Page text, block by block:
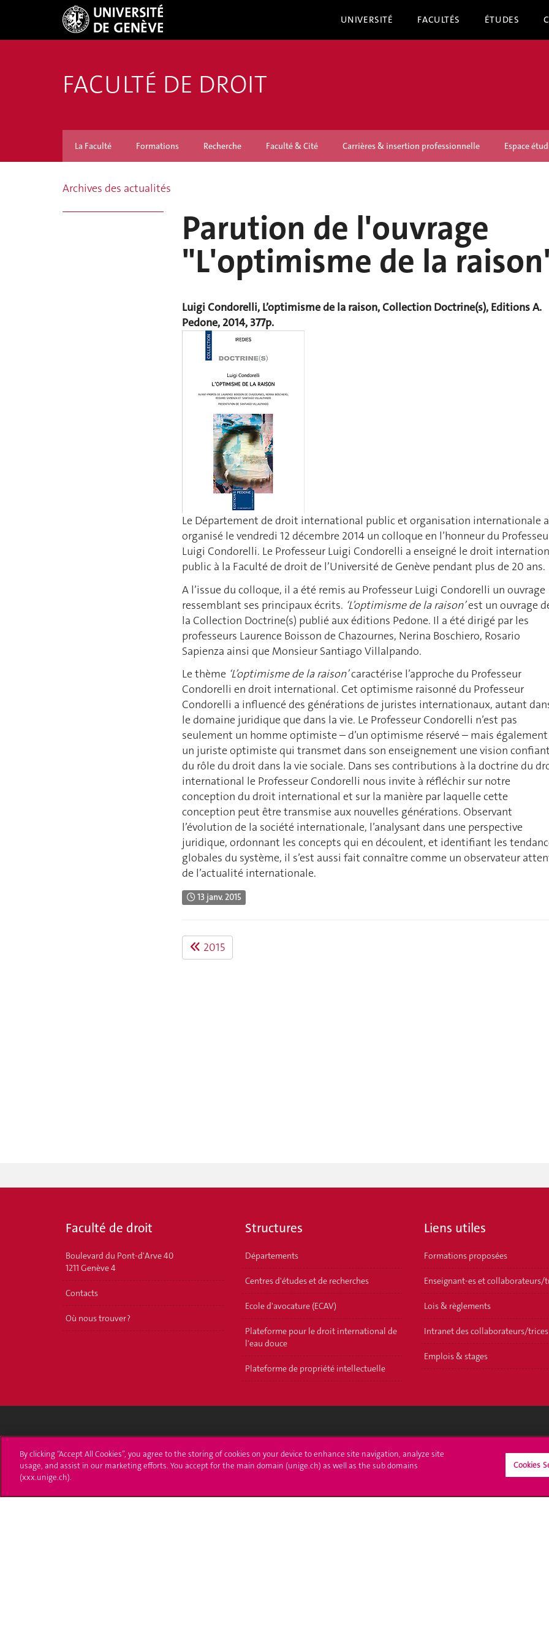
UNIVERSITÉ FACULTÉS ÉTUDES
FACULTÉ DE DROIT
La Faculté Formations Recherche Faculté & Cité Carrières & insertion professionnelle Espace
Archives des actualités
Parution de l'ouvrage
"L'optimisme de la
Luigi Condorelli, L’optimisme de la raison, Collection Doctrine(s), Editions A.
Pedone, 2014, 377p.
Le Département de droit international public et organisation internationale a
organisé le vendredi 12 décembre 2014 un colloque en l’honneur du
Luigi Condorelli. Le Professeur Luigi Condorelli a enseigné le droit
public à la Faculté de droit de l’Université de Genève pendant plus de 20 ans.
A l’issue du colloque, il a été remis au Professeur Luigi Condorelli un ouvrage
ressemblant ses principaux écrits. ‘L’optimisme de la raison’est un ouvrage
la Collection Doctrine(s) publié aux éditions Pedone. Il a été dirigé par les
professeurs Laurence Boisson de Chazournes, Nerina Boschiero, Rosario
Sapienza ainsi que Monsieur Santiago Villalpando.
Le thème ‘L’optimisme de la raison’caractérise l’approche du Professeur
Condorelli en droit international. Cet optimisme raisonné du Professeur
Condorelli a influencé des générations de juristes internationaux, autant
le domaine juridique que dans la vie. Le Professeur Condorelli n’est pas
seulement un homme optimiste – d’un optimisme réservé – mais également
un juriste optimiste qui transmet dans son enseignement une vision
du rôle du droit dans la vie sociale. Dans ses contributions à la doctrine du
international le Professeur Condorelli nous invite à réfléchir sur notre
conception du droit international et sur la manière par laquelle cette
conception peut être transmise aux nouvelles générations. Observant
l’évolution de la société internationale, l’analysant dans une perspective
juridique, ordonnant les concepts qui en découlent, et identifiant les
globales du système, il s’est aussi fait connaître comme un observateur
de l’actualité internationale.
13 janv. 2015
2015
Faculté de droit
Boulevard du Pont-d'Arve 40
1211 Genève 4
Contacts
Où nous trouver ?
Structures
Départements
Centres d'études et de recherches
Ecole d'avocature (ECAV)
Plateforme pour le droit international de
l'eau douce
Plateforme de propriété intellectuelle
Liens utiles
Formations proposées
Enseignant-es et collaborateurs/
Lois & règlements
Intranet des collaborateurs/trices
Emplois & stages
24 rue du Général-Dufour
T. +41 (0)22 379 71 11
Immatriculations
Démarches administratives Médias
By clicking “Accept All Cookies”, you agree to the storing of cookies on your device to enhance site navigation, analyze site
usage, and assist in our marketing efforts. You accept for the main domain (unige.ch) as well as the sub domains
(xxx.unige.ch).
Cookies